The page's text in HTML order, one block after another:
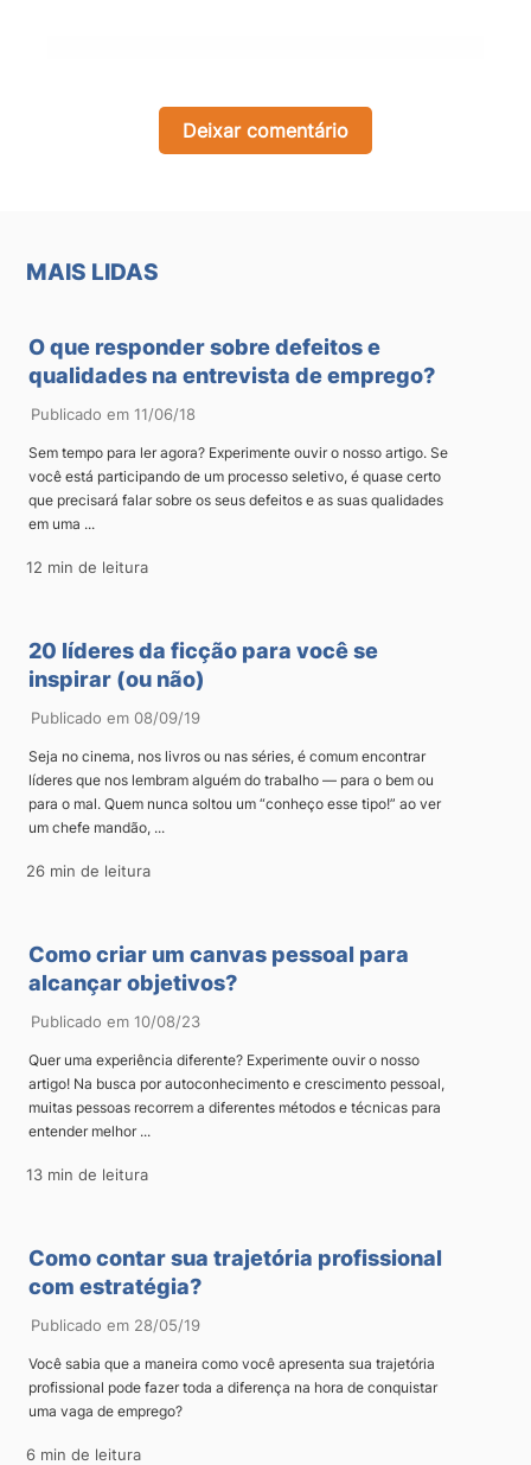
Deixar comentário
MAIS LIDAS
O que responder sobre defeitos e
qualidades na entrevista de emprego?
Publicado em 11/06/18
Sem tempo para ler agora? Experimente ouvir o nosso artigo. Se
você está participando de um processo seletivo, é quase certo
que precisará falar sobre os seus defeitos e as suas qualidades
em uma ...
12 min de leitura
20 líderes da ficção para você se
inspirar (ou não)
Publicado em 08/09/19
Seja no cinema, nos livros ou nas séries, é comum encontrar
líderes que nos lembram alguém do trabalho — para o bem ou
para o mal. Quem nunca soltou um “conheço esse tipo!” ao ver
um chefe mandão, ...
26 min de leitura
Como criar um canvas pessoal para
alcançar objetivos?
Publicado em 10/08/23
Quer uma experiência diferente? Experimente ouvir o nosso
artigo! Na busca por autoconhecimento e crescimento pessoal,
muitas pessoas recorrem a diferentes métodos e técnicas para
entender melhor ...
13 min de leitura
Como contar sua trajetória profissional
com estratégia?
Publicado em 28/05/19
Você sabia que a maneira como você apresenta sua trajetória
profissional pode fazer toda a diferença na hora de conquistar
uma vaga de emprego?
6 min de leitura